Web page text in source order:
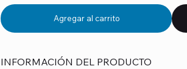
Agregar al carrito
INFORMACIÓN DEL PRODUCTO